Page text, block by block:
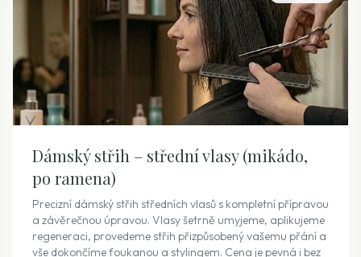
Dámský střih – střední vlasy (mikádo,
po ramena)
Precizní dámský střih středních vlasů s kompletní přípravou
a závěrečnou úpravou. Vlasy šetrně umyjeme, aplikujeme
regeneraci, provedeme střih přizpůsobený vašemu přání a
vše dokončíme foukanou a stylingem. Cena je pevná i bez